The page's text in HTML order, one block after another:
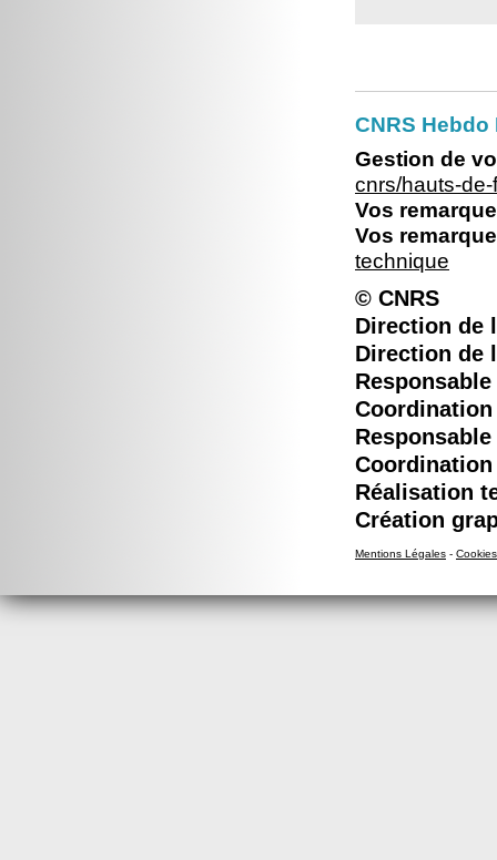
CNRS
Gestion de
cnrs/hauts-
Vos
Vos
technique
© CNRS
Direction de
Direction de
Réalisation
Création
Mentions Légales - Cookies